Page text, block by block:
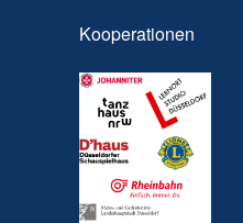
Kooperationen